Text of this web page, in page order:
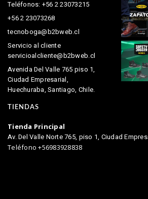
Teléfonos: +56 2 23073215
+56 2 23073268
tecnoboga@b2bweb.cl
Servicio al cliente
servicioalcliente@b2bweb.cl
Avenida Del Valle 765 piso 1,
Ciudad Empresarial,
Huechuraba, Santiago, Chile.
TIENDAS
Tienda Principal
Av. Del Valle Norte 765, piso 1, Ciudad
Teléfono +56983928838